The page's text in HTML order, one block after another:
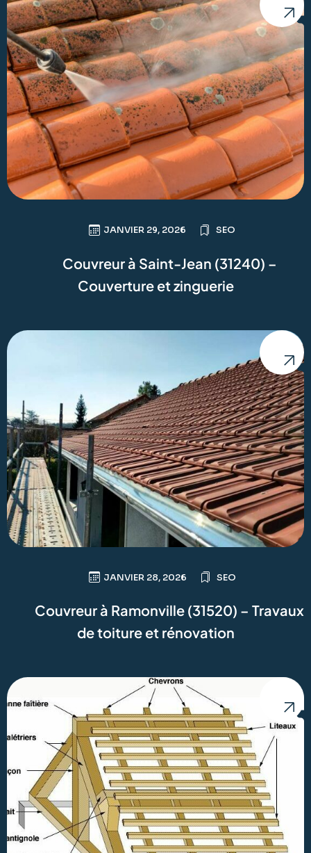
JANVIER 29, 2026 SEO
Couvreur à Saint-Jean (31240) –
Couverture et zinguerie
JANVIER 28, 2026 SEO
Couvreur à Ramonville (31520) – Travaux
de toiture et rénovation